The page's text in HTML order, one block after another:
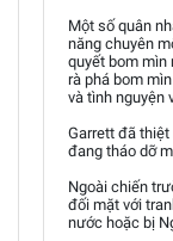
Một số quân
năng chuyên
quyết bom mìn
rà phá bom
và tình nguyện
Garrett đã thiệt
đang tháo dỡ
Ngoài chiến
đối mặt với
nước hoặc bị